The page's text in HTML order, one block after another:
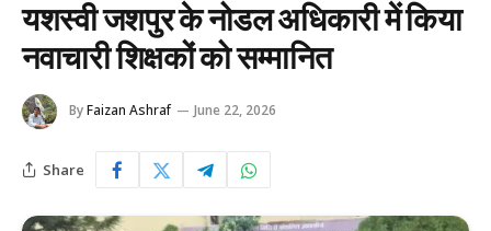
यशस्वी जशपुर के नोडल अधिकारी में किया
नवाचारी शिक्षकों को सम्मानित
ByFaizan Ashraf June 22, 2026
Share